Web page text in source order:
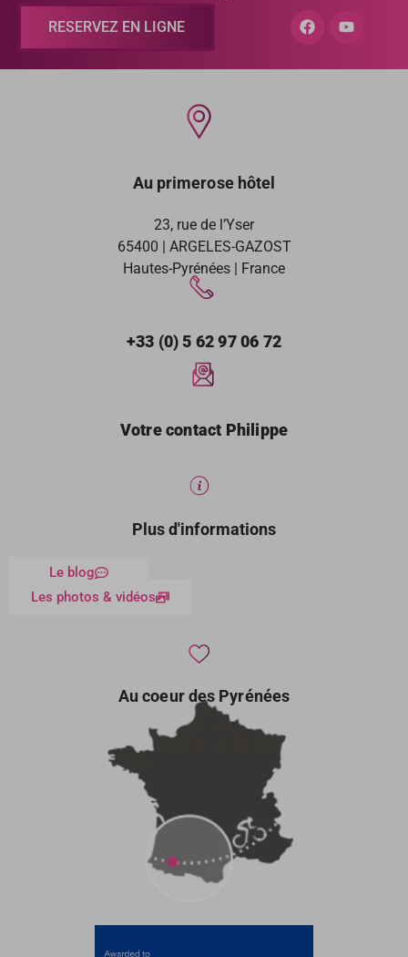
RESERVEZ EN LIGNE
Au primerose hôtel
23, rue de l’Yser
65400 | ARGELES-GAZOST
Hautes-Pyrénées | France
+33 (0) 5 62 97 06 72
Votre contact Philippe
Plus d'informations
Le blog
Les photos & vidéos
Au coeur des Pyrénées